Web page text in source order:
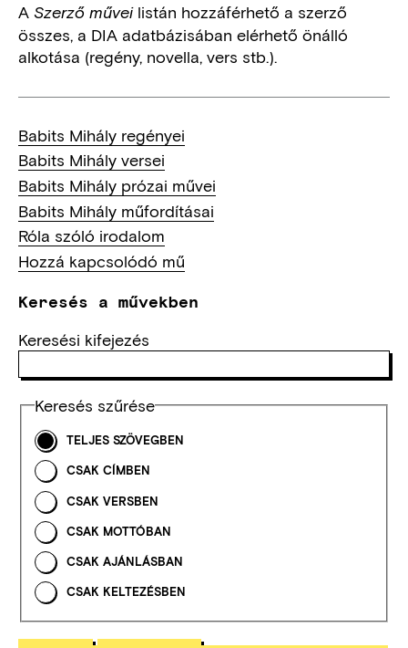
A Szerző műveilistán hozzáférhető a szerző
összes, a DIA adatbázisában elérhető önálló
alkotása (regény, novella, vers stb.).
Babits Mihály regényei
Babits Mihály versei
Babits Mihály prózai művei
Babits Mihály műfordításai
Róla szóló irodalom
Hozzá kapcsolódó mű
Keresés a művekben
Keresési kifejezés
Keresés szűrése
TELJES SZÖVEGBEN
CSAK CÍMBEN
CSAK VERSBEN
CSAK MOTTÓBAN
CSAK AJÁNLÁSBAN
CSAK KELTEZÉSBEN